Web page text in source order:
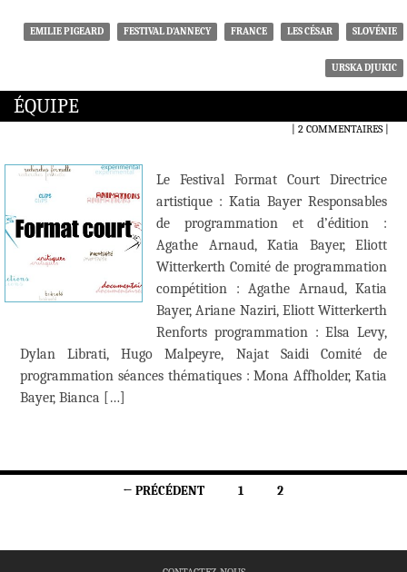
EMILIE PIGEARD FESTIVAL D'ANNECY FRANCE LES CÉSAR SLOVÉNIE
URSKA DJUKIC
ÉQUIPE
2 COMMENTAIRES|
Le Festival Format Court Directrice
artistique : Katia Bayer Responsables
de programmation et d’édition :
Agathe Arnaud, Katia Bayer, Eliott
Witterkerth Comité de programmation
compétition : Agathe Arnaud, Katia
Bayer, Ariane Naziri, Eliott Witterkerth
Renforts programmation : Elsa Levy,
Dylan Librati, Hugo Malpeyre, Najat Saidi Comité de
programmation séances thématiques : Mona Affholder, Katia
Bayer, Bianca […]
← PRÉCÉDENT 1 2